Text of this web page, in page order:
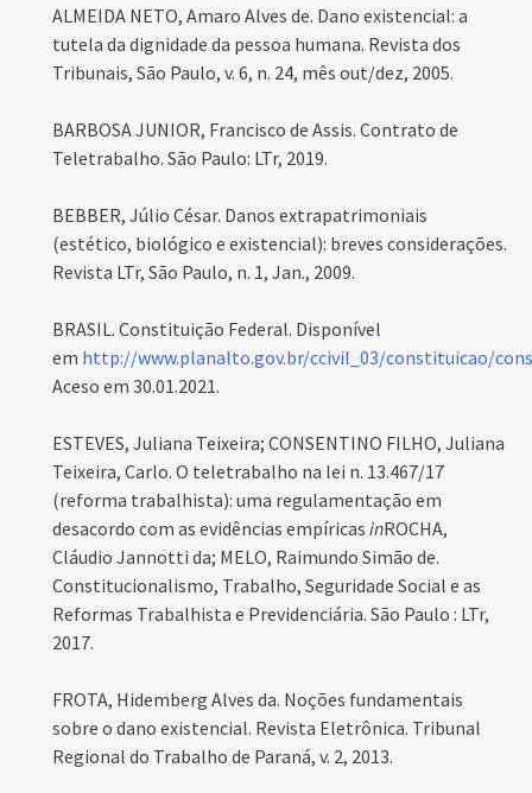
ALMEIDA NETO, Amaro Alves de. Dano existencial: a
tutela da dignidade da pessoa humana. Revista dos
Tribunais, São Paulo, v. 6, n. 24, mês out/dez, 2005.
BARBOSA JUNIOR, Francisco de Assis. Contrato de
Teletrabalho. São Paulo: LTr, 2019.
BEBBER, Júlio César. Danos extrapatrimoniais
(estético, biológico e existencial): breves considerações.
Revista LTr, São Paulo, n. 1, Jan., 2009.
BRASIL. Constituição Federal. Disponível
em http://www.planalto.gov.br/ccivil_03/constituicao/
Aceso em 30.01.2021.
ESTEVES, Juliana Teixeira; CONSENTINO FILHO, Juliana
Teixeira, Carlo. O teletrabalho na lei n. 13.467/17
(reforma trabalhista): uma regulamentação em
desacordo com as evidências empíricas inROCHA,
Cláudio Jannotti da; MELO, Raimundo Simão de.
Constitucionalismo, Trabalho, Seguridade Social e as
Reformas Trabalhista e Previdenciária. São Paulo : LTr,
2017.
FROTA, Hidemberg Alves da. Noções fundamentais
sobre o dano existencial. Revista Eletrônica. Tribunal
Regional do Trabalho de Paraná, v. 2, 2013.